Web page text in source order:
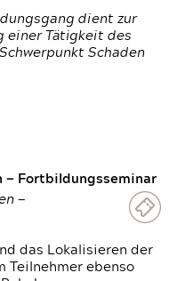
dient zur
einer Tätigkeit des
Schaden
— Fortbildungsseminar
—
das Lokalisieren der
Teilnehmer ebenso